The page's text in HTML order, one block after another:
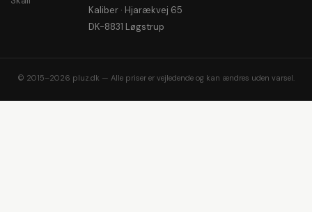
Kaliber · Hjarækvej 65
DK-8831 Løgstrup
© 2015–2026 pluz.dk — Alle priser er vejledende og kan ændres uden varsel.